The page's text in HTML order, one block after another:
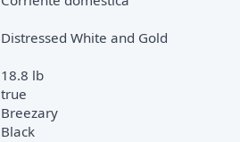
Distressed White and Gold
18.8 lb
true
Breezary
Black